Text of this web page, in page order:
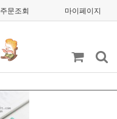
주문조회 마이페이지